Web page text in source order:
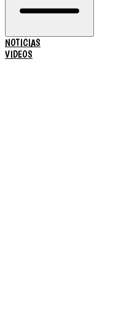
NOTICIAS
VIDEOS